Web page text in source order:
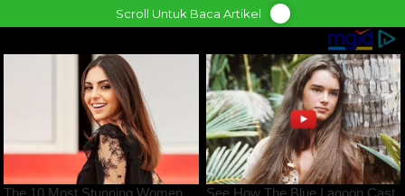
to
Scroll Untuk Baca Artikel